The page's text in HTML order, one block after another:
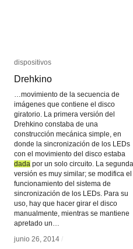
dispositivos
Drehkino
…movimiento de la secuencia de
imágenes que contiene el disco
giratorio. La primera versión del
Drehkino constaba de una
construcción mecánica simple, en
donde la sincronización de los LEDs
con el movimiento del disco estaba
dada por un solo circuito. La segunda
versión es muy similar; se modifica el
funcionamiento del sistema de
sincronización de los LEDs. Para su
uso, hay que hacer girar el disco
manualmente, mientras se mantiene
apretado un…
junio 26, 2014 /
dispositivos
Drehkino
dada
junio 26, 2014 /